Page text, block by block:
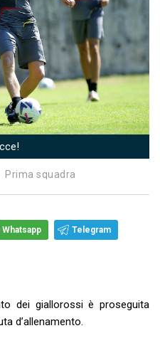
Prima squadra
Whatsapp Telegram
dei giallorossi è proseguita
d’allenamento.